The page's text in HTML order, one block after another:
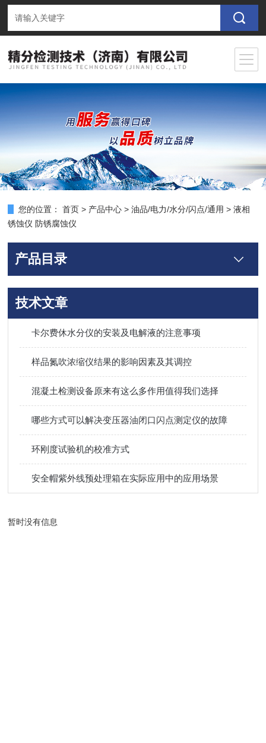
您的位置： 首页 > 产品中心 >油品/电力/水分/闪点/通用 >液相
锈蚀仪 防锈腐蚀仪
产品目录
技术文章
卡尔费休水分仪的安装及电解液的注意事项
样品氮吹浓缩仪结果的影响因素及其调控
混凝土检测设备原来有这么多作用值得我们选择
哪些方式可以解决变压器油闭口闪点测定仪的故障
环刚度试验机的校准方式
安全帽紫外线预处理箱在实际应用中的应用场景
暂时没有信息